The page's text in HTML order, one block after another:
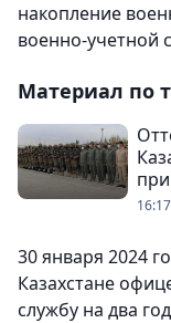
накопление
военно-учетной
Материал по
30 января 2024
Казахстане
службу на два